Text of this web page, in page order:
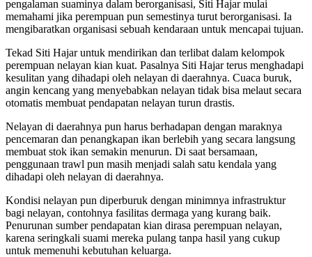
pengalaman suaminya dalam berorganisasi, Siti Hajar mulai
memahami jika perempuan pun semestinya turut berorganisasi. Ia
mengibaratkan organisasi sebuah kendaraan untuk mencapai tujuan.
Tekad Siti Hajar untuk mendirikan dan terlibat dalam kelompok
perempuan nelayan kian kuat. Pasalnya Siti Hajar terus menghadapi
kesulitan yang dihadapi oleh nelayan di daerahnya. Cuaca buruk,
angin kencang yang menyebabkan nelayan tidak bisa melaut secara
otomatis membuat pendapatan nelayan turun drastis.
Nelayan di daerahnya pun harus berhadapan dengan maraknya
pencemaran dan penangkapan ikan berlebih yang secara langsung
membuat stok ikan semakin menurun. Di saat bersamaan,
penggunaan trawl pun masih menjadi salah satu kendala yang
dihadapi oleh nelayan di daerahnya.
Kondisi nelayan pun diperburuk dengan minimnya infrastruktur
bagi nelayan, contohnya fasilitas dermaga yang kurang baik.
Penurunan sumber pendapatan kian dirasa perempuan nelayan,
karena seringkali suami mereka pulang tanpa hasil yang cukup
untuk memenuhi kebutuhan keluarga.